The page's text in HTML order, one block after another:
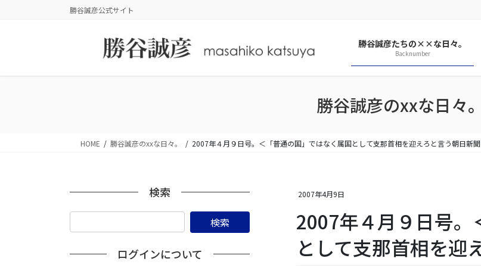
勝谷誠彦公式サイト
勝谷誠彦たちの××な日々。
Backnumber
勝谷誠彦のxxな日々。
HOME 勝谷誠彦のxxな日々。 2007年４月９日号。＜「普通の国」ではなく属国として支那首相を迎えろと言う朝日新聞
2007年4月9日
2007年４月９日号
として支那首相を迎
検索
ログインについて